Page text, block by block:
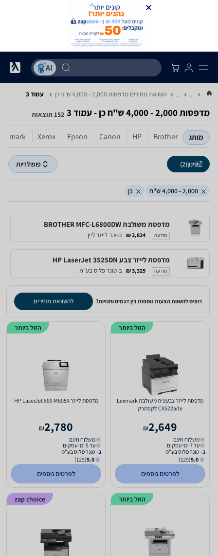
...
... השוואת מחירים מדפסות ‏2,000 - 4,000 ‏ש"ח ‏כן עמוד 3
מדפסות ‏2,000 - 4,000 ‏ש"ח ‏כן - עמוד 3 152 תוצאות
מותג Brother
HP
Canon
Epson
Xerox
סינון(2) פופולריות
2,000 - 4,000 ש"ח כן
מדפסת משולבת BROTHER MFC-L6800DW
מודעה 2,824 ₪ ב-א.ר לייזר ליין
מדפסת לייזר צבע HP LaserJet 3525DN
מודעה 3,325 ₪ ב-טונר פלוס בע"מ
רוצים להשוות הצעות נוספות בין דגמים וחנויות? להשוואת מחירים
מדפסת לייזר צבעונית משולבת Lexmark
CX522ade לקסמרק
2,649
₪
משלוח חינם
עד 7 ימי עסקים
ב- טונר פלוס בע"מ
5.0
(129)
לפרטים נוספים
הזול ביותר
מדפסת לייזר HP LaserJet 600 M605X
2,780
₪
משלוח חינם
עד 5 ימי עסקים
ב- טונר פלוס בע"מ
5.0
(129)
לפרטים נוספים
הזול ביותר
הזול ביותר zap choice